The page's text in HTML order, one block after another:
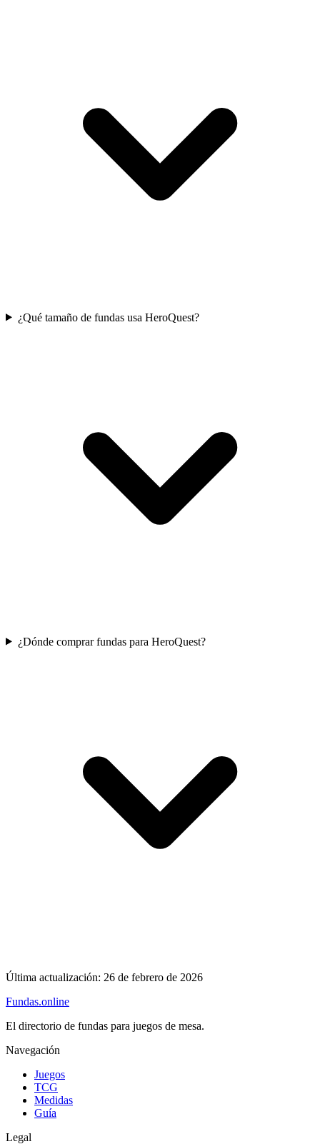
¿Qué tamaño de fundas usa HeroQuest?
¿Dónde comprar fundas para HeroQuest?
Última actualización: 26 de febrero de 2026
Fundas.online
El directorio de fundas para juegos de mesa.
Navegación
Juegos
TCG
Medidas
Guía
Legal